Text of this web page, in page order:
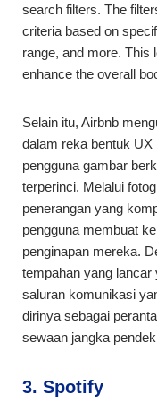
search filters. The
criteria based on
range, and more. This
enhance the overall
Selain itu, Airbnb
dalam reka bentuk
pengguna gambar
terperinci. Melalui
penerangan yang
pengguna membuat
penginapan mereka.
tempahan yang lancar
saluran komunikasi
dirinya sebagai
sewaan jangka
3. Spotify